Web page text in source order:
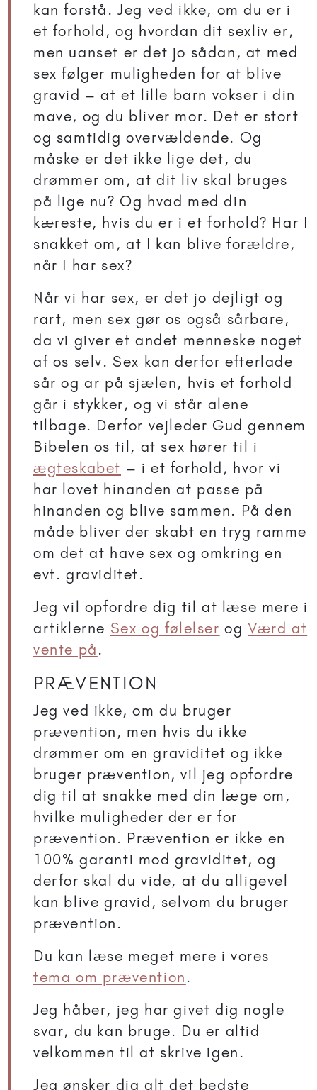
kan forstå. Jeg ved ikke, om du er i
et forhold, og hvordan dit sexliv er,
men uanset er det jo sådan, at med
sex følger muligheden for at blive
gravid – at et lille barn vokser i din
mave, og du bliver mor. Det er stort
og samtidig overvældende. Og
måske er det ikke lige det, du
drømmer om, at dit liv skal bruges
på lige nu? Og hvad med din
kæreste, hvis du er i et forhold? Har I
snakket om, at I kan blive forældre,
når I har sex?
Når vi har sex, er det jo dejligt og
rart, men sex gør os også sårbare,
da vi giver et andet menneske noget
af os selv. Sex kan derfor efterlade
sår og ar på sjælen, hvis et forhold
går i stykker, og vi står alene
tilbage. Derfor vejleder Gud gennem
Bibelen os til, at sex hører til i
ægteskabet – i et forhold, hvor vi
har lovet hinanden at passe på
hinanden og blive sammen. På den
måde bliver der skabt en tryg ramme
om det at have sex og omkring en
evt. graviditet.
Jeg vil opfordre dig til at læse mere i
artiklerne Sex og følelser ogVærd at
vente på .
PRÆVENTION
Jeg ved ikke, om du bruger
prævention, men hvis du ikke
drømmer om en graviditet og ikke
bruger prævention, vil jeg opfordre
dig til at snakke med din læge om,
hvilke muligheder der er for
prævention. Prævention er ikke en
100% garanti mod graviditet, og
derfor skal du vide, at du alligevel
kan blive gravid, selvom du bruger
prævention.
Du kan læse meget mere i vores
tema om prævention .
Jeg håber, jeg har givet dig nogle
svar, du kan bruge. Du er altid
velkommen til at skrive igen.
Jeg ønsker dig alt det bedste